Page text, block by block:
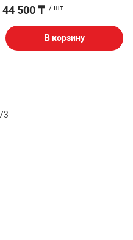
44 500 ₸ / шт.
В корзину